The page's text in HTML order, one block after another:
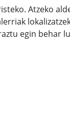
Atzeko
egin behar